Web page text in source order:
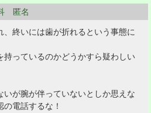
匿名
終いには歯が折れるという事態に
持っているのかどうかすら疑わしい
いが腕が伴っていないとしか思えな
電話するな！